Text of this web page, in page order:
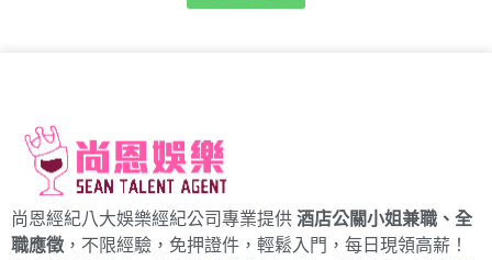
尚恩經紀八大娛樂經紀公司專業提供 酒店公關小姐兼職、全
職應徵 ，不限經驗，免押證件，輕鬆入門，每日現領高薪！